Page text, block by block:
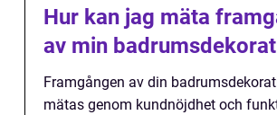
Hur kan jag mäta
av min
Framgången av din
mätas genom kundnöjdhet och